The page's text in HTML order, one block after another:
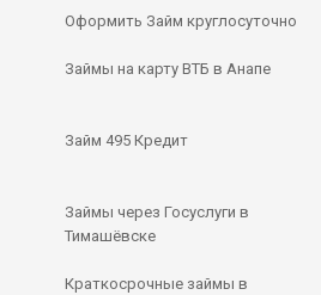
Оформить Займ круглосуточно
Займы на карту ВТБ в Анапе
Займ 495 Кредит
Займы через Госуслуги в
Тимашёвске
Краткосрочные займы в